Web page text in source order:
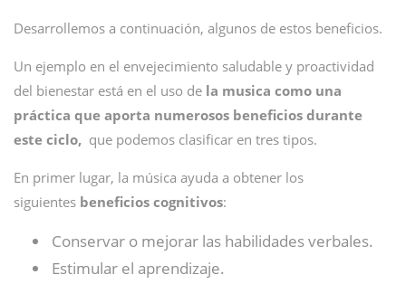
Desarrollemos a continuación, algunos de estos beneficios.
Un ejemplo en el envejecimiento saludable y proactividad
del bienestar está en el uso de la musica como una
práctica que aporta numerosos beneficios durante
este ciclo, que podemos clasificar en tres tipos.
En primer lugar, la música ayuda a obtener los
siguientes beneficios cognitivos:
Conservar o mejorar las habilidades verbales.
Estimular el aprendizaje.